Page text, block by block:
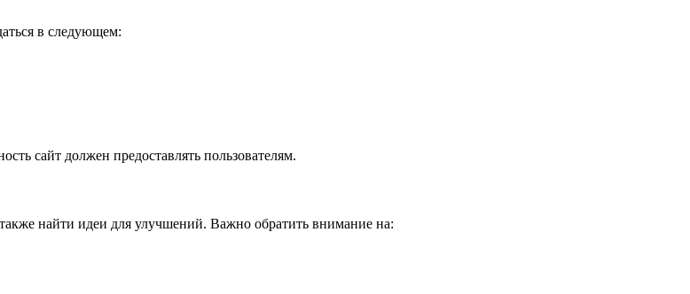
в следующем:
сайт должен предоставлять пользователям.
найти идеи для улучшений. Важно обратить внимание на: